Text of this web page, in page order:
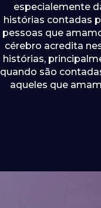
especialemente
histórias contadas
pessoas que
cérebro acredita
histórias,
quando são
aqueles que